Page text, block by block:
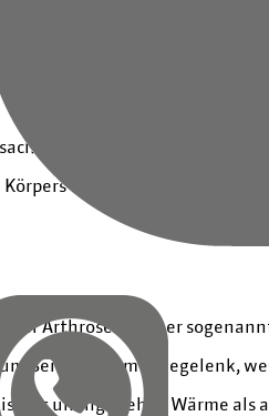
liegt etwa vor bei starkem
Stoffwechsel- und
in der Entstehung der
ausgesetzt sind
Arthrose zu einer
Beispiel beim Kniegelenk,
als unangenehm, Wärme